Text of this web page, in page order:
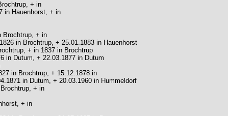
+ in
in Hauenhorst, + in
Brochtrup, + in
in Brochtrup, + 25.01.1883 in Hauenhorst
+ in 1837 in Brochtrup
in Dutum, + 22.03.1877 in Dutum
in Brochtrup, + 15.12.1878 in
in Dutum, + 20.03.1960 in Hummeldorf
+ in
+ in